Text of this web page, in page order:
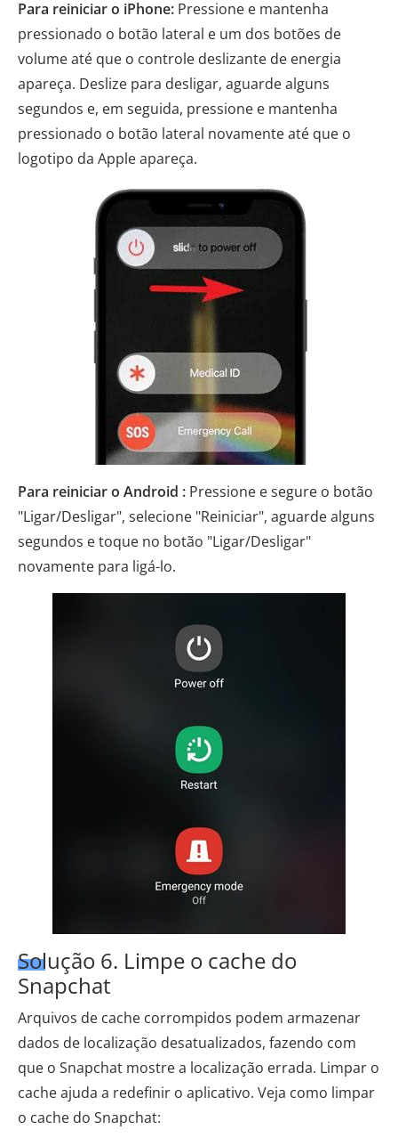
Para reiniciar o iPhone: Pressione e mantenha
pressionado o botão lateral e um dos botões de
volume até que o controle deslizante de energia
apareça. Deslize para desligar, aguarde alguns
segundos e, em seguida, pressione e mantenha
pressionado o botão lateral novamente até que o
logotipo da Apple apareça.
Para reiniciar o Android : Pressione e segure o botão
"Ligar/Desligar", selecione "Reiniciar", aguarde alguns
segundos e toque no botão "Ligar/Desligar"
novamente para ligá-lo.
Solução 6. Limpe o cache do
Snapchat
Arquivos de cache corrompidos podem armazenar
dados de localização desatualizados, fazendo com
que o Snapchat mostre a localização errada. Limpar o
cache ajuda a redefinir o aplicativo. Veja como limpar
o cache do Snapchat: